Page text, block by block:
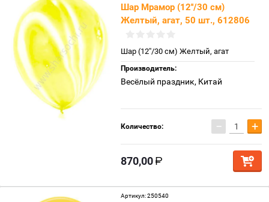
Шар Мрамор (12''/30 см)
Желтый, агат, 50 шт., 612806
Шар (12''/30 см) Желтый, агат
Производитель:
Весёлый праздник, Китай
Количество: − +
870,00
Артикул:250540